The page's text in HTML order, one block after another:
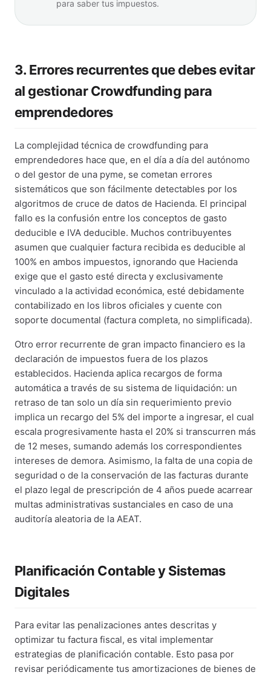
para saber tus impuestos.
3. Errores recurrentes que debes evitar
al gestionar Crowdfunding para
emprendedores
La complejidad técnica de crowdfunding para
emprendedores hace que, en el día a día del autónomo
o del gestor de una pyme, se cometan errores
sistemáticos que son fácilmente detectables por los
algoritmos de cruce de datos de Hacienda. El principal
fallo es la confusión entre los conceptos de gasto
deducible e IVA deducible. Muchos contribuyentes
asumen que cualquier factura recibida es deducible al
100% en ambos impuestos, ignorando que Hacienda
exige que el gasto esté directa y exclusivamente
vinculado a la actividad económica, esté debidamente
contabilizado en los libros oficiales y cuente con
soporte documental (factura completa, no simplificada).
Otro error recurrente de gran impacto financiero es la
declaración de impuestos fuera de los plazos
establecidos. Hacienda aplica recargos de forma
automática a través de su sistema de liquidación: un
retraso de tan solo un día sin requerimiento previo
implica un recargo del 5% del importe a ingresar, el cual
escala progresivamente hasta el 20% si transcurren más
de 12 meses, sumando además los correspondientes
intereses de demora. Asimismo, la falta de una copia de
seguridad o de la conservación de las facturas durante
el plazo legal de prescripción de 4 años puede acarrear
multas administrativas sustanciales en caso de una
auditoría aleatoria de la AEAT.
Planificación Contable y Sistemas
Digitales
Para evitar las penalizaciones antes descritas y
optimizar tu factura fiscal, es vital implementar
estrategias de planificación contable. Esto pasa por
revisar periódicamente tus amortizaciones de bienes de